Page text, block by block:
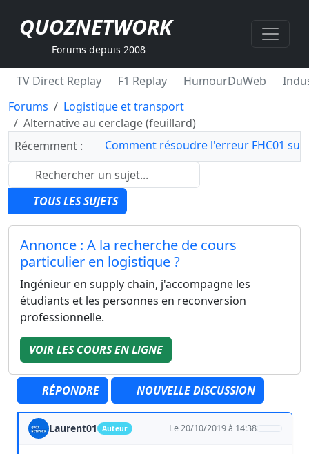
QUOZNETWORK
Forums depuis 2008
TV Direct Replay F1 Replay HumourDuWeb
Forums
Logistique et transport
Alternative au cerclage (feuillard)
Récemment :
Comment résoudre l'erreur FHC01 sur
TOUS LES SUJETS
Annonce : A la recherche de cours
particulier en logistique ?
Ingénieur en supply chain, j'accompagne les
étudiants et les personnes en reconversion
professionnelle.
VOIR LES COURS EN LIGNE
RÉPONDRE NOUVELLE DISCUSSION
Laurent01 Auteur Le 20/10/2019 à 14:38